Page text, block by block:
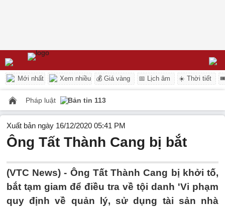
Mới nhất Xem nhiều 💰 Giá vàng 📅 Lịch âm ☀️ Thời tiết
Pháp luật Bản tin 113
Xuất bản ngày 16/12/2020 05:41 PM
Ông Tất Thành Cang bị bắt
(VTC News) - Ông Tất Thành Cang bị khởi tố,
bắt tạm giam để điều tra về tội danh 'Vi phạm
quy định về quản lý, sử dụng tài sản nhà